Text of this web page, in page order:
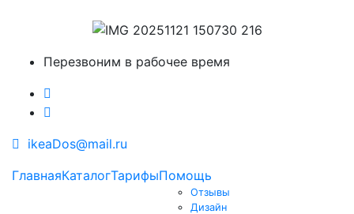
Перезвоним в рабочее время
ikeaDos@mail.ru
ГлавнаяКаталогТарифыПомощь
Отзывы
Дизайн